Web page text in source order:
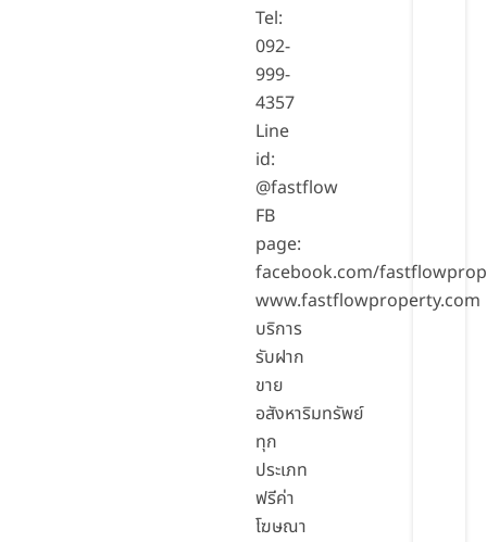
Tel:
092-
999-
4357
Line
id:
@fastflow
FB
page:
facebook.com/
www.fastflowproperty.com
บริการ
รับฝาก
ขาย
อสังหาริมทรัพย์
ทุก
ประเภท
ฟรีค่า
โฆษณา